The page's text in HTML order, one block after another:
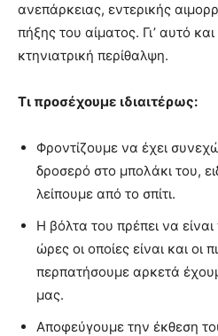
ανεπάρκειας, εντερικής
πήξης του αίματος. Γι’ αυτό
κτηνιατρική περίθαλψη.
Τι προσέχουμε ιδιαιτέρως:
Φροντίζουμε να έχει
δροσερό στο μπολάκι του,
λείπουμε από το σπίτι.
Η βόλτα του πρέπει να
ώρες οι οποίες είναι και οι
περπατήσουμε αρκετά
μας.
Αποφεύγουμε την έκθεση